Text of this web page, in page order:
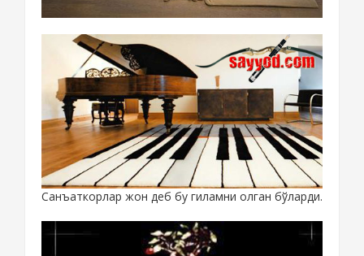
Санъаткорлар жон деб бу гиламни олган бўларди.